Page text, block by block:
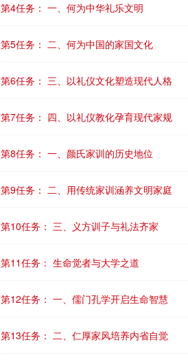
第4任务： 一、何为中华礼乐文明
第5任务： 二、何为中国的家国文化
第6任务： 三、以礼仪文化塑造现代人格
第7任务： 四、以礼仪教化孕育现代家规
第8任务： 一、颜氏家训的历史地位
第9任务： 二、用传统家训涵养文明家庭
第10任务： 三、义方训子与礼法齐家
第11任务： 生命觉者与大学之道
第12任务： 一、儒门孔学开启生命智慧
第13任务： 二、仁厚家风培养内省自觉